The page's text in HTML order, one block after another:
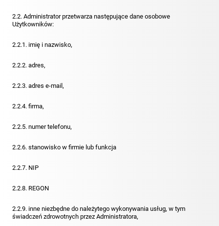
2.2. Administrator przetwarza następujące dane osobowe
Użytkowników:
2.2.1. imię i nazwisko,
2.2.2. adres,
2.2.3. adres e-mail,
2.2.4. firma,
2.2.5. numer telefonu,
2.2.6. stanowisko w firmie lub funkcja
2.2.7. NIP
2.2.8. REGON
2.2.9. inne niezbędne do należytego wykonywania usług, w tym
świadczeń zdrowotnych przez Administratora,